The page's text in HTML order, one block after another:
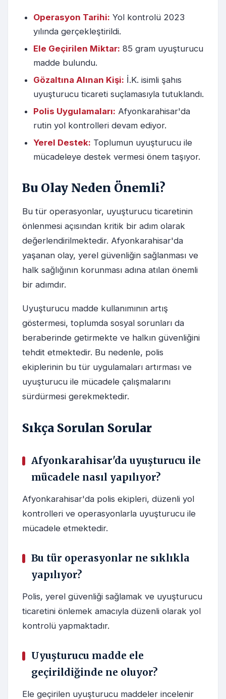
Operasyon Tarihi: Yol kontrolü 2023
yılında gerçekleştirildi.
Ele Geçirilen Miktar: 85 gram uyuşturucu
madde bulundu.
Gözaltına Alınan Kişi: İ.K. isimli şahıs
uyuşturucu ticareti suçlamasıyla tutuklandı.
Polis Uygulamaları: Afyonkarahisar'da
rutin yol kontrolleri devam ediyor.
Yerel Destek: Toplumun uyuşturucu ile
mücadeleye destek vermesi önem taşıyor.
Bu Olay Neden Önemli?
Bu tür operasyonlar, uyuşturucu ticaretinin
önlenmesi açısından kritik bir adım olarak
değerlendirilmektedir. Afyonkarahisar'da
yaşanan olay, yerel güvenliğin sağlanması ve
halk sağlığının korunması adına atılan önemli
bir adımdır.
Uyuşturucu madde kullanımının artış
göstermesi, toplumda sosyal sorunları da
beraberinde getirmekte ve halkın güvenliğini
tehdit etmektedir. Bu nedenle, polis
ekiplerinin bu tür uygulamaları artırması ve
uyuşturucu ile mücadele çalışmalarını
sürdürmesi gerekmektedir.
Sıkça Sorulan Sorular
Afyonkarahisar'da uyuşturucu ile
mücadele nasıl yapılıyor?
Afyonkarahisar'da polis ekipleri, düzenli yol
kontrolleri ve operasyonlarla uyuşturucu ile
mücadele etmektedir.
Bu tür operasyonlar ne sıklıkla
yapılıyor?
Polis, yerel güvenliği sağlamak ve uyuşturucu
ticaretini önlemek amacıyla düzenli olarak yol
kontrolü yapmaktadır.
Uyuşturucu madde ele
geçirildiğinde ne oluyor?
Ele geçirilen uyuşturucu maddeler incelenir